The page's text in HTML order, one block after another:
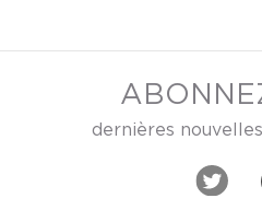
dernières